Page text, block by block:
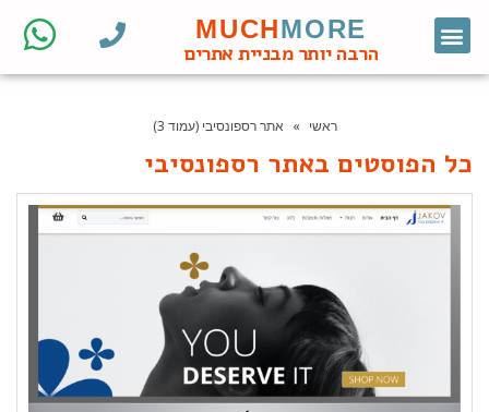
MUCHMORE
הרבה יותר מבניית אתרים
ראשי » אתר רספונסיבי (עמוד 3)
כל הפוסטים באתר רספונסיבי